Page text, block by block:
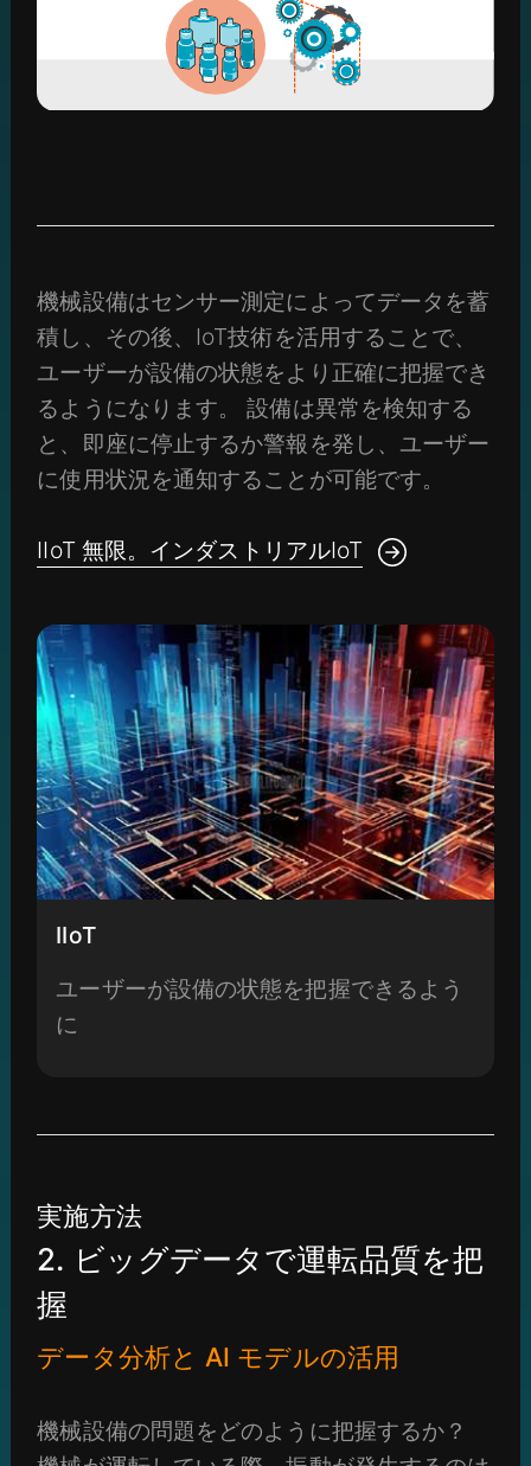
機械設備はセンサー測定によってデータを蓄
積し、その後、IoT技術を活用することで、
ユーザーが設備の状態をより正確に把握でき
るようになります。 設備は異常を検知する
と、即座に停止するか警報を発し、ユーザー
に使用状況を通知することが可能です。
IIoT 無限。インダストリアルIoT
IIoT
ユーザーが設備の状態を把握できるよう
に
実施方法
2. ビッグデータで運転品質を把
握
データ分析と AI モデルの活用
機械設備の問題をどのように把握するか？